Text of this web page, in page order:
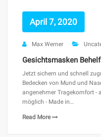
April 7, 2020
Max Werner
Gesichtsmasken
Jetzt sichern und schnell
Bedecken von Mund und
angenehmer Tragekomfort -
möglich - Made in…
Read More